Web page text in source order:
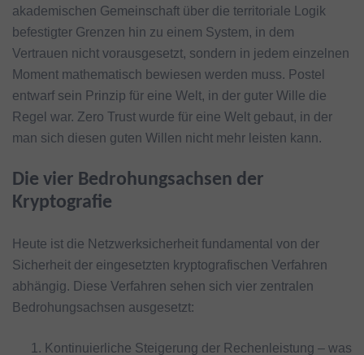
akademischen Gemeinschaft über die territoriale Logik
befestigter Grenzen hin zu einem System, in dem
Vertrauen nicht vorausgesetzt, sondern in jedem einzelnen
Moment mathematisch bewiesen werden muss. Postel
entwarf sein Prinzip für eine Welt, in der guter Wille die
Regel war. Zero Trust wurde für eine Welt gebaut, in der
man sich diesen guten Willen nicht mehr leisten kann.
Die vier Bedrohungsachsen der
Kryptografie
Heute ist die Netzwerksicherheit fundamental von der
Sicherheit der eingesetzten kryptografischen Verfahren
abhängig. Diese Verfahren sehen sich vier zentralen
Bedrohungsachsen ausgesetzt:
Kontinuierliche Steigerung der Rechenleistung – was